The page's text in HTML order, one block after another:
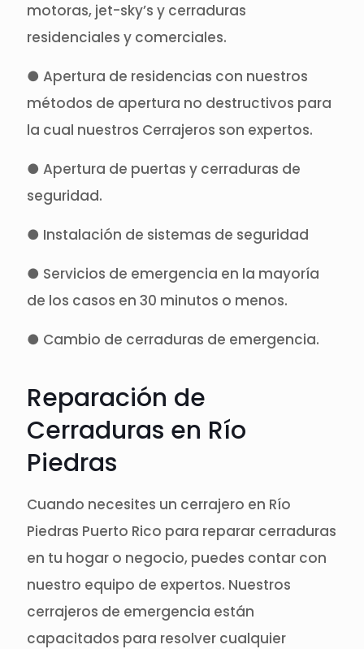
motoras, jet-sky’s y cerraduras
residenciales y comerciales.
● Apertura de residencias con nuestros
métodos de apertura no destructivos para
la cual nuestros Cerrajeros son expertos.
● Apertura de puertas y cerraduras de
seguridad.
● Instalación de sistemas de seguridad
● Servicios de emergencia en la mayoría
de los casos en 30 minutos o menos.
● Cambio de cerraduras de emergencia.
Reparación de
Cerraduras en Río
Piedras
Cuando necesites un cerrajero en Río
Piedras Puerto Rico para reparar cerraduras
en tu hogar o negocio, puedes contar con
nuestro equipo de expertos. Nuestros
cerrajeros de emergencia están
capacitados para resolver cualquier